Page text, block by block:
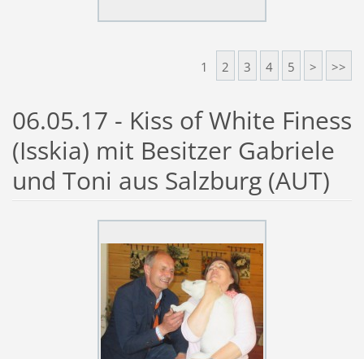
1 2 3 4 5 > >>
06.05.17 - Kiss of White Finess
(Isskia) mit Besitzer Gabriele
und Toni aus Salzburg (AUT)